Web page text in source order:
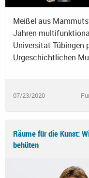
Meißel aus
Jahren
Universität Tübingen
Urgeschichtlichen
07/23/2020
Räume für die Kunst:
behüten